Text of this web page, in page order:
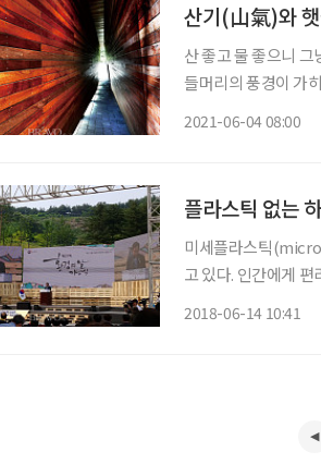
산기(山氣)와
산 좋고 물 좋으니
들머리의 풍경이 가
2021-06-04 08:00
플라스틱 없는
미세플라스틱
고 있다. 인간에게
2018-06-14 10:41